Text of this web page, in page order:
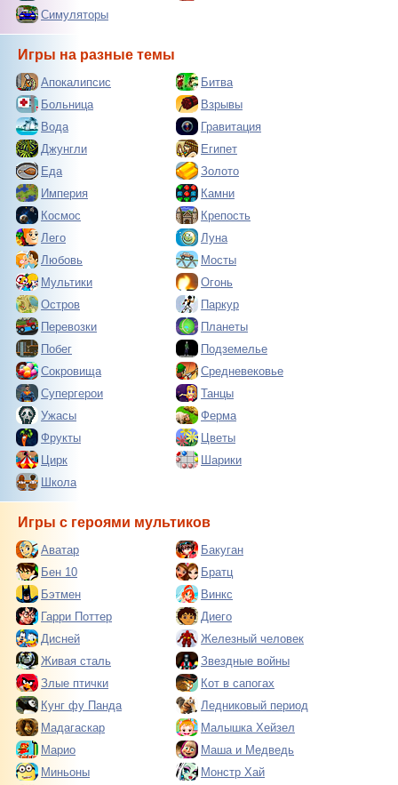
Симуляторы
Игры на разные темы
Апокалипсис
Битва
Больница
Взрывы
Вода
Гравитация
Джунгли
Египет
Еда
Золото
Империя
Камни
Космос
Крепость
Лего
Луна
Любовь
Мосты
Мультики
Огонь
Остров
Паркур
Перевозки
Планеты
Побег
Подземелье
Сокровища
Средневековье
Супергерои
Танцы
Ужасы
Ферма
Фрукты
Цветы
Цирк
Шарики
Школа
Игры с героями мультиков
Аватар
Бакуган
Бен 10
Братц
Бэтмен
Винкс
Гарри Поттер
Диего
Дисней
Железный человек
Живая сталь
Звездные войны
Злые птички
Кот в сапогах
Кунг фу Панда
Ледниковый период
Мадагаскар
Малышка Хейзел
Марио
Маша и Медведь
Миньоны
Монстр Хай